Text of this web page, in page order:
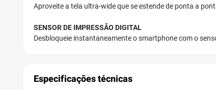
Aproveite a tela ultra-wide que se estende de ponta a
SENSOR DE IMPRESSÃO DIGITAL
Desbloqueie instantaneamente o smartphone com o
Especificações técnicas